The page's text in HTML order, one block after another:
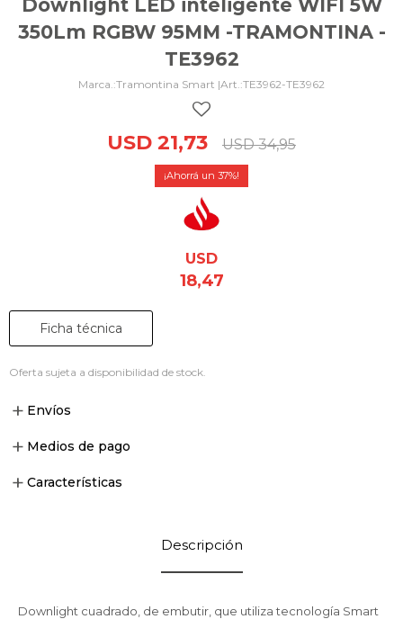
Downlight LED inteligente WIFI 5W
350Lm RGBW 95MM -TRAMONTINA -
TE3962
Tramontina Smart | TE3962-TE3962
USD 21,73 USD 34,95
37
USD
18,47
Ficha técnica
Oferta sujeta a disponibilidad de stock.
Envíos
Medios de pago
Características
Descripción
Downlight cuadrado, de embutir, que utiliza tecnología Smart